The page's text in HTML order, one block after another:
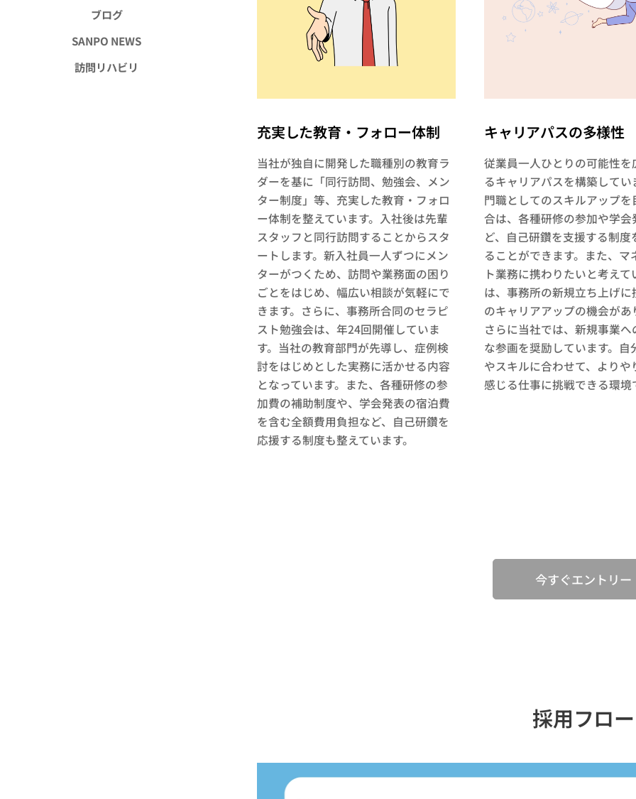
ブログ
SANPO NEWS
訪問リハビリ
充実した教育・フォロー体制
当社が独自に開発した職種別の教育ラ
ダーを基に「同行訪問、勉強会、メン
ター制度」等、充実した教育・フォロ
ー体制を整えています。入社後は先輩
スタッフと同行訪問することからスタ
ートします。新入社員一人ずつにメン
ターがつくため、訪問や業務面の困り
ごとをはじめ、幅広い相談が気軽にで
きます。さらに、事務所合同のセラピ
スト勉強会は、年24回開催していま
す。当社の教育部門が先導し、症例検
討をはじめとした実務に活かせる内容
となっています。また、各種研修の参
加費の補助制度や、学会発表の宿泊費
を含む全額費用負担など、自己研鑽を
応援する制度も整えています。
キャリアパスの多様性
従業員一人ひとりの可能性を
るキャリアパスを構築してい
門職としてのスキルアップを
合は、各種研修の参加や学会
ど、自己研鑽を支援する制度
ることができます。また、マ
ト業務に携わりたいと考えて
は、事務所の新規立ち上げに
のキャリアアップの機会があ
さらに当社では、新規事業へ
な参画を奨励しています。自
やスキルに合わせて、よりや
感じる仕事に挑戦できる環境
今すぐエントリー
採用フロー